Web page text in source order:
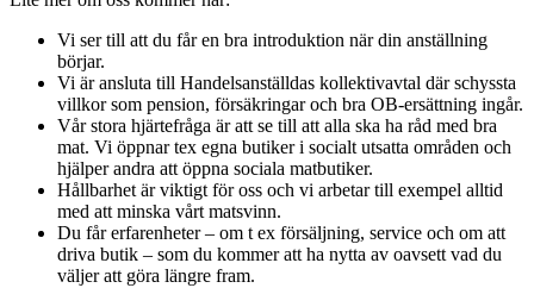
Vi ser till att du får en bra introduktion när din anställning
börjar.
Vi är ansluta till Handelsanställdas kollektivavtal där schyssta
villkor som pension, försäkringar och bra OB-ersättning ingår.
Vår stora hjärtefråga är att se till att alla ska ha råd med bra
mat. Vi öppnar tex egna butiker i socialt utsatta områden och
hjälper andra att öppna sociala matbutiker.
Hållbarhet är viktigt för oss och vi arbetar till exempel alltid
med att minska vårt matsvinn.
Du får erfarenheter – om t ex försäljning, service och om att
driva butik – som du kommer att ha nytta av oavsett vad du
väljer att göra längre fram.